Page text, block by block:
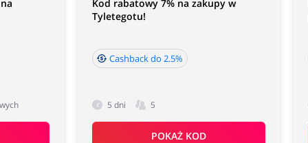
Kod rabatowy 7% na zakupy w
Tyletegotu!
Cashback do 2.5%
5 dni 5
POKAŻ KOD